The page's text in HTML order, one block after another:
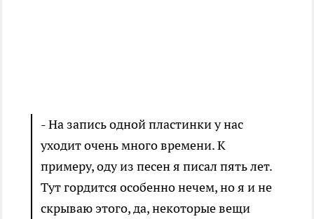
- На запись одной пластинки у нас
уходит очень много времени. К
примеру, оду из песен я писал пять лет.
Тут гордится особенно нечем, но я и не
скрываю этого, да, некоторые вещи